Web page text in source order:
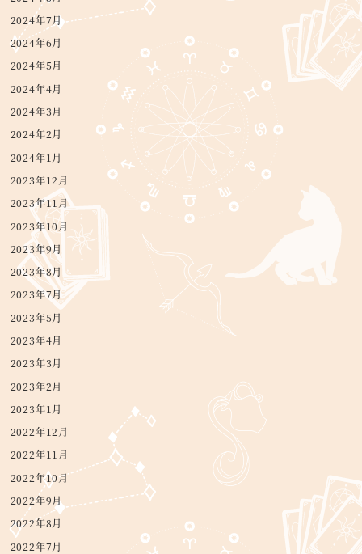
2024年7月
2024年6月
2024年5月
2024年4月
2024年3月
2024年2月
2024年1月
2023年12月
2023年11月
2023年10月
2023年9月
2023年8月
2023年7月
2023年5月
2023年4月
2023年3月
2023年2月
2023年1月
2022年12月
2022年11月
2022年10月
2022年9月
2022年8月
2022年7月